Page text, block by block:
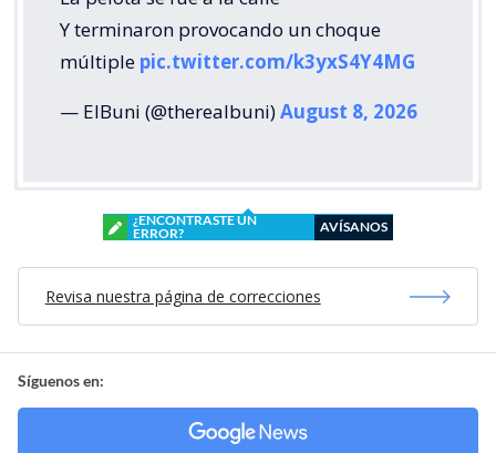
Y terminaron provocando un choque
múltiple pic.twitter.com/k3yxS4Y4MG
— ElBuni (@therealbuni)August 8, 2026
¿ENCONTRASTE UN
ERROR?
AVÍSANOS
Revisa nuestra página de correcciones
Síguenos en: